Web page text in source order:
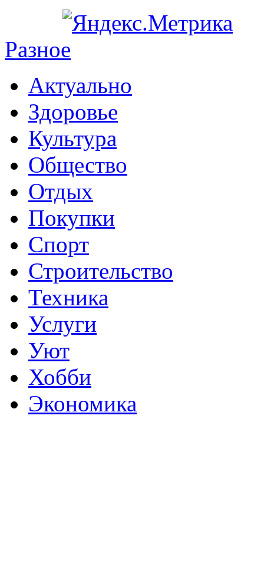
Разное
Актуально
Здоровье
Культура
Общество
Отдых
Покупки
Спорт
Строительство
Техника
Услуги
Уют
Хобби
Экономика